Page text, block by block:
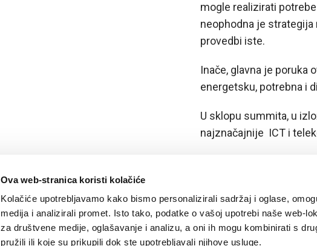
Ova web-stranica koristi kolačiće
Kolačiće upotrebljavamo kako bismo personalizirali sadržaj i oglase,
medija i analizirali promet. Isto tako, podatke o vašoj upotrebi naše web-
za društvene medije, oglašavanje i analizu, a oni ih mogu kombinirati s
pružili ili koje su prikupili dok ste upotrebljavali njihove usluge.
mogle realizirati
neophodna je strategija
provedbi iste.
Inače, glavna je poruka
energetsku, potrebna i
U sklopu summita, u
najznačajnije ICT i